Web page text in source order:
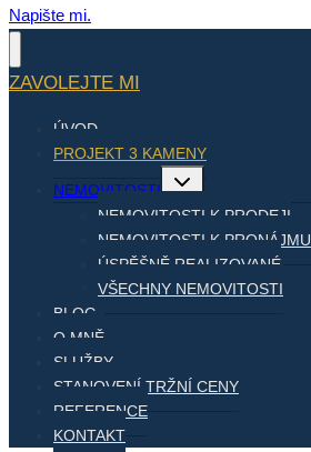
Napište mi.
ZAVOLEJTE MI
ÚVOD
PROJEKT 3 KAMENY
NEMOVITOSTI
Toggle
child
menu
NEMOVITOSTI K PRODEJI
NEMOVITOSTI K PRONÁJMU
ÚSPĚŠNĚ REALIZOVANÉ
VŠECHNY NEMOVITOSTI
BLOG
O MNĚ
SLUŽBY
STANOVENÍ TRŽNÍ CENY
REFERENCE
KONTAKT